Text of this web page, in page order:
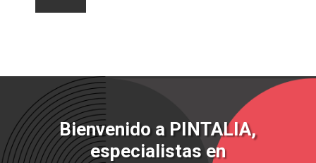
Bienvenido a PINTALIA,
especialistas en